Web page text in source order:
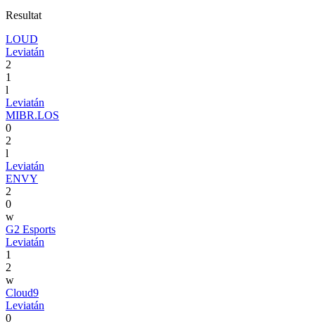
Resultat
LOUD
Leviatán
2
1
l
Leviatán
MIBR.LOS
0
2
l
Leviatán
ENVY
2
0
w
G2 Esports
Leviatán
1
2
w
Cloud9
Leviatán
0